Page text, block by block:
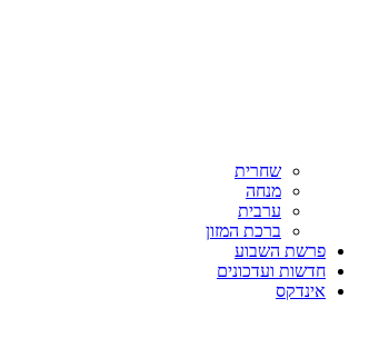
שחרית
מנחה
ערבית
ברכת המזון
פרשת השבוע
חדשות ועדכונים
אינדקס